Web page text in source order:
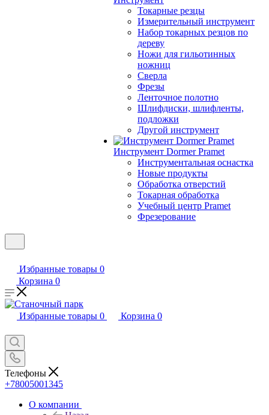
Токарные резцы
Измерительный инструмент
Набор токарных резцов по
дереву
Ножи для гильотинных
ножниц
Сверла
Фрезы
Ленточное полотно
Шлифдиски, шлифленты,
подложки
Другой инструмент
Инструмент Dormer Pramet
Инструментальная оснастка
Новые продукты
Обработка отверстий
Токарная обработка
Учебный центр Pramet
Фрезерование
Избранные товары 0
Корзина 0
Избранные товары 0 Корзина 0
Телефоны
+78005001345
О компании